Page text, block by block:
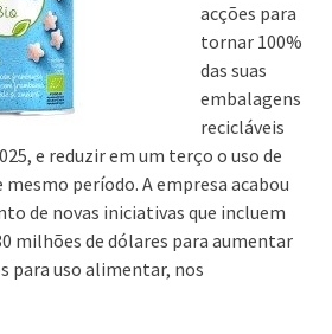
acções para
tornar 100%
das suas
embalagens
recicláveis
e reduzir em um terço o uso de
período. A empresa acabou
de novas iniciativas que incluem
milhões de dólares para aumentar
para uso alimentar, nos